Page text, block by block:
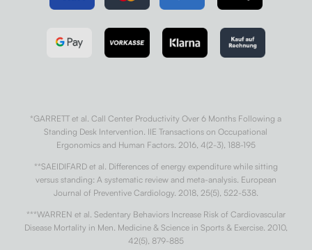
*GARRETT et al. Call Center Productivity Over 6 Months Following a
Standing Desk Intervention. IIE Transactions on Occupational
Ergonomics and Human Factors. 2016, 4(2-3), 188-195
**SAEIDIFARD et al. Differences of energy expenditure while sitting
versus standing: A systematic review and meta-analysis. European
Journal of Preventive Cardiology. 2018, 25(5), 522-538.
***WARREN et al. Sedentary Behaviors Increase Risk of Cardiovascular
Disease Mortality in Men. Medicine & Science in Sports & Exercise. 2010,
42(5), 879-885